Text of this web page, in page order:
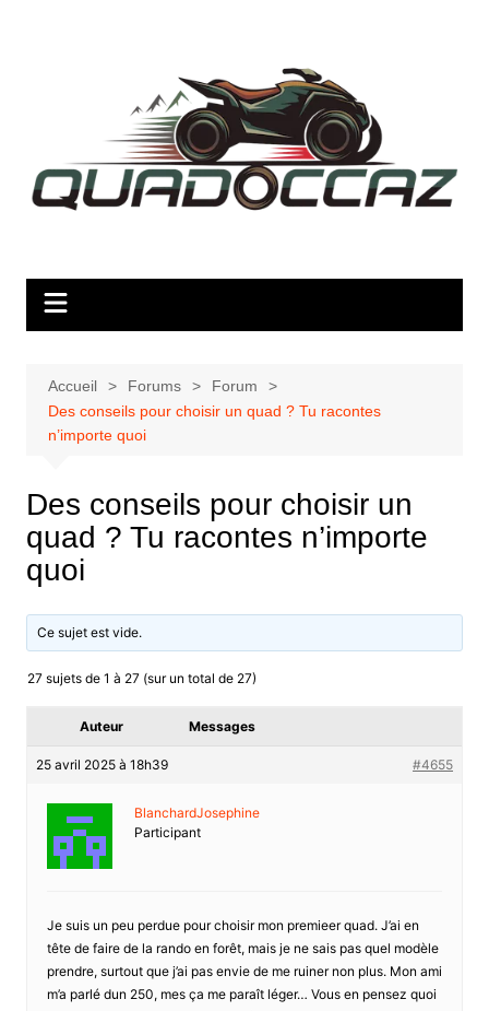
Accueil Forums
Forum
Des conseils pour choisir un quad ? Tu racontes
n’importe quoi
Des conseils pour choisir un
quad ? Tu racontes n’importe
quoi
Ce sujet est vide.
27 sujets de 1 à 27 (sur un total de 27)
Auteur Messages
25 avril 2025 à 18h39 #4655
BlanchardJosephine
Participant
Je suis un peu perdue pour choisir mon premieer quad. J’ai en
tête de faire de la rando en forêt, mais je ne sais pas quel modèle
prendre, surtout que j’ai pas envie de me ruiner non plus. Mon ami
m’a parlé dun 250, mes ça me paraît léger… Vous en pensez quoi